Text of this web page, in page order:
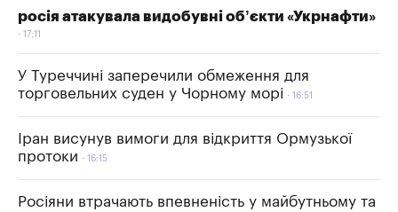
росія атакувала видобувні об’єкти «Укрнафти»
17:11
У Туреччині заперечили обмеження для
торговельних суден у Чорному морі
16:51
Іран висунув вимоги для відкриття Ормузької
протоки
16:15
Росіяни втрачають впевненість у майбутньому та